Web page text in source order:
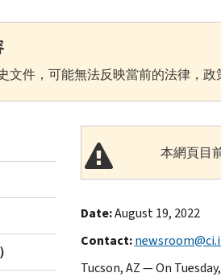
文件，可能無法反映當前的法律，政
本網頁目
Date:August 19, 2022
Contact:
Tucson, AZ — On